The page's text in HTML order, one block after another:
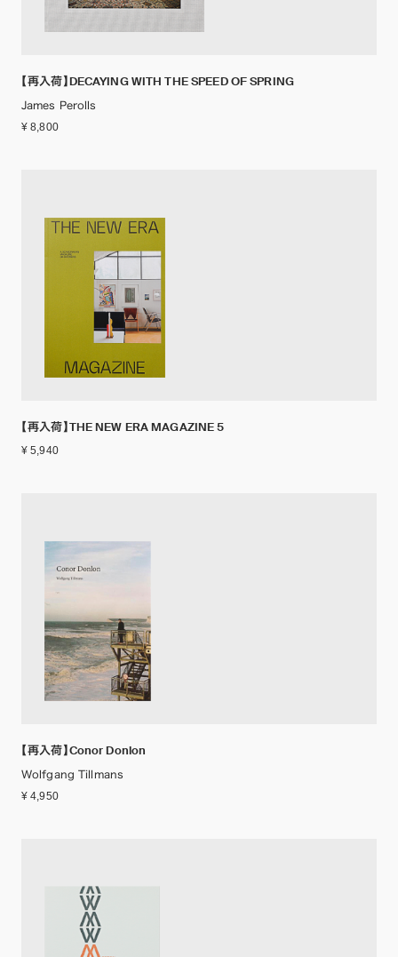
【再入荷】DECAYING WITH THE SPEED OF SPRING
James Perolls
¥ 8,800
【再入荷】THE NEW ERA MAGAZINE 5
¥ 5,940
【再入荷】Conor Donlon
Wolfgang Tillmans
¥ 4,950